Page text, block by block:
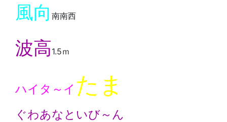
風向 南南西
波高1.5ｍ
ハイタ～イ たま
ぐわあなといび～ん